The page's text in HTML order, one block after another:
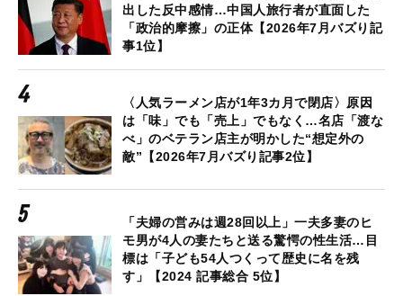
出した反中感情…中国人旅行者が直面した
「政治的摩擦」の正体【2026年7月バズり記
事1位】
〈人気ラーメン店が1年3カ月で閉店〉原因
は「味」でも「売上」でもなく…名店「渡な
べ」のベテラン店主が明かした“想定外の
敵”【2026年7月バズり記事2位】
「夫婦の営みは週28回以上」一夫多妻のヒ
モ男が4人の妻たちと送る驚愕の性生活…目
標は「子ども54人つくって歴史に名を残
す」【2024 記事総合 5位】